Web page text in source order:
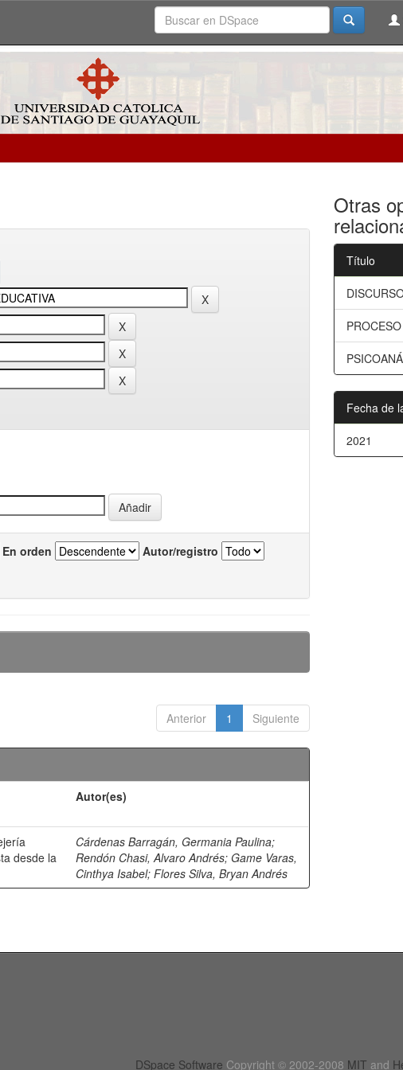
En orden Autor/registro
Anterior 1 Siguiente
Autor(es)
desde la
Cárdenas Barragán, Germania Paulina;
Rendón Chasi, Alvaro Andrés;Game Varas,
Cinthya Isabel;Flores Silva, Bryan Andrés
Otras
Título
Fecha de
2021
DSpace Software Copyright © 2002-2008 MIT and